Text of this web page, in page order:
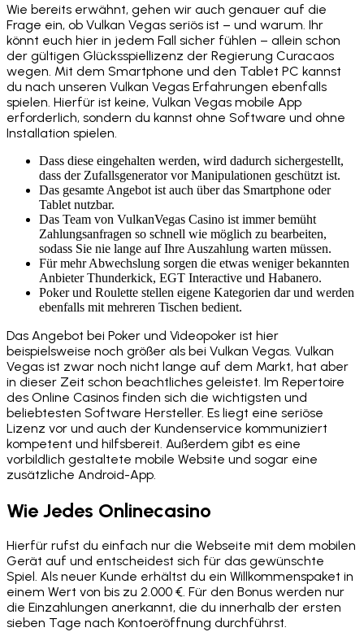
Wie bereits erwähnt, gehen wir auch genauer auf die
Frage ein, ob Vulkan Vegas seriös ist – und warum. Ihr
könnt euch hier in jedem Fall sicher fühlen – allein schon
der gültigen Glücksspiellizenz der Regierung Curacaos
wegen. Mit dem Smartphone und den Tablet PC kannst
du nach unseren Vulkan Vegas Erfahrungen ebenfalls
spielen. Hierfür ist keine, Vulkan Vegas mobile App
erforderlich, sondern du kannst ohne Software und ohne
Installation spielen.
Dass diese eingehalten werden, wird dadurch sichergestellt,
dass der Zufallsgenerator vor Manipulationen geschützt ist.
Das gesamte Angebot ist auch über das Smartphone oder
Tablet nutzbar.
Das Team von VulkanVegas Casino ist immer bemüht
Zahlungsanfragen so schnell wie möglich zu bearbeiten,
sodass Sie nie lange auf Ihre Auszahlung warten müssen.
Für mehr Abwechslung sorgen die etwas weniger bekannten
Anbieter Thunderkick, EGT Interactive und Habanero.
Poker und Roulette stellen eigene Kategorien dar und werden
ebenfalls mit mehreren Tischen bedient.
Das Angebot bei Poker und Videopoker ist hier
beispielsweise noch größer als bei Vulkan Vegas. Vulkan
Vegas ist zwar noch nicht lange auf dem Markt, hat aber
in dieser Zeit schon beachtliches geleistet. Im Repertoire
des Online Casinos finden sich die wichtigsten und
beliebtesten Software Hersteller. Es liegt eine seriöse
Lizenz vor und auch der Kundenservice kommuniziert
kompetent und hilfsbereit. Außerdem gibt es eine
vorbildlich gestaltete mobile Website und sogar eine
zusätzliche Android-App.
Wie Jedes Onlinecasino
Hierfür rufst du einfach nur die Webseite mit dem mobilen
Gerät auf und entscheidest sich für das gewünschte
Spiel. Als neuer Kunde erhältst du ein Willkommenspaket in
einem Wert von bis zu 2.000 €. Für den Bonus werden nur
die Einzahlungen anerkannt, die du innerhalb der ersten
sieben Tage nach Kontoeröffnung durchführst.